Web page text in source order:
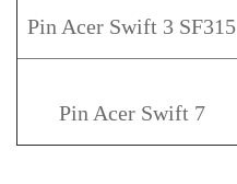
Pin Acer Swift 3 SF315
Pin Acer Swift 7